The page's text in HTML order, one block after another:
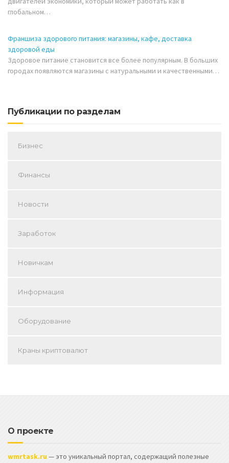
глобальном…
Франшиза здорового питания: магазины, кафе, доставка
здоровой еды
Здоровое питание становится все более популярным. В больших
городах появляются магазины с натуральными и качественными…
Публикации по разделам
Бизнес
Финансы
Новости
Заработок
Новичкам
Информация
Оборудование
Краны криптовалют
О проекте
wmrtask.ru— это уникальный портал, содержащий полезные